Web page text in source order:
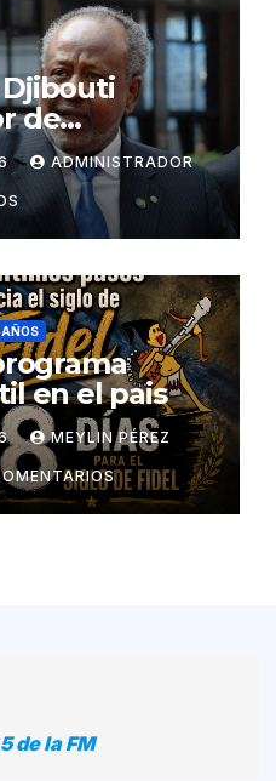
de
Cuba
ADMINISTRADOR
en el pais
MEYLIN PÉREZ
de la FM